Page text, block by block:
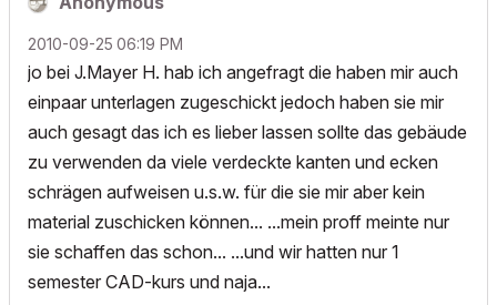
‎2010-09-25 06:19 PM
jo bei J.Mayer H. hab ich angefragt die haben mir auch
einpaar unterlagen zugeschickt jedoch haben sie mir
auch gesagt das ich es lieber lassen sollte das gebäude
zu verwenden da viele verdeckte kanten und ecken
schrägen aufweisen u.s.w. für die sie mir aber kein
material zuschicken können... ...mein proff meinte nur
sie schaffen das schon... ...und wir hatten nur 1
semester CAD-kurs und naja...